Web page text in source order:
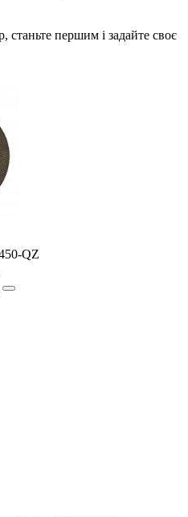
першим і задайте своє
QZ